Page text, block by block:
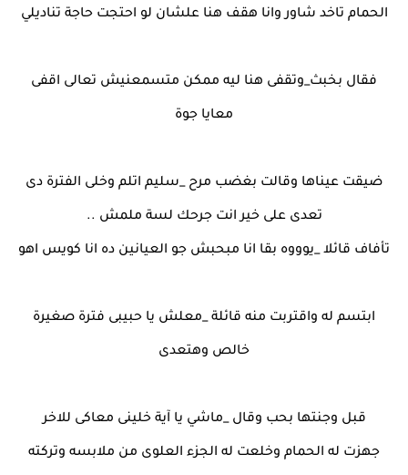
الحمام تاخد شاور وانا هقف هنا علشان لو احتجت حاجة تناديلي
فقال بخبث_وتقفى هنا ليه ممكن متسمعنيش تعالى اقفى
معايا جوة
ضيقت عيناها وقالت بغضب مرح _سليم اتلم وخلى الفترة دى
تعدى على خير انت جرحك لسة ملمش ..
تأفاف قائلا _يوووه بقا انا مبحبش جو العيانين ده انا كويس اهو
ابتسم له واقتربت منه قائلة _معلش يا حبيبى فترة صغيرة
خالص وهتعدى
قبل وجنتها بحب وقال _ماشي يا آية خلينى معاكى للاخر
جهزت له الحمام وخلعت له الجزء العلوى من ملابسه وتركته